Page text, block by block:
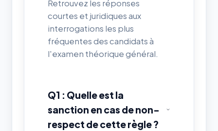
Retrouvez les réponses
courtes et juridiques aux
interrogations les plus
fréquentes des candidats à
l'examen théorique général.
Q1 : Quelle est la
sanction en cas de non-
respect de cette règle ?